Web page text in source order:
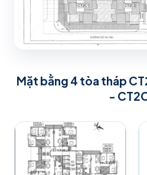
Mặt bằng 4 tòa tháp
-